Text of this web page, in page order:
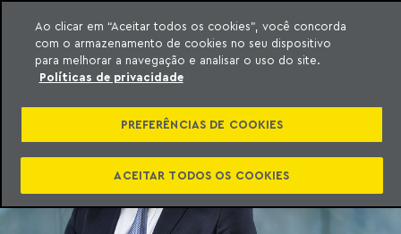
o conteúdo
Meyer
Ao clicar em “Aceitar todos os cookies”, você concorda
com o armazenamento de cookies no seu dispositivo
para melhorar a navegação e analisar o uso do site.
Políticas de privacidade
PREFERÊNCIAS DE COOKIES
ACEITAR TODOS OS COOKIES